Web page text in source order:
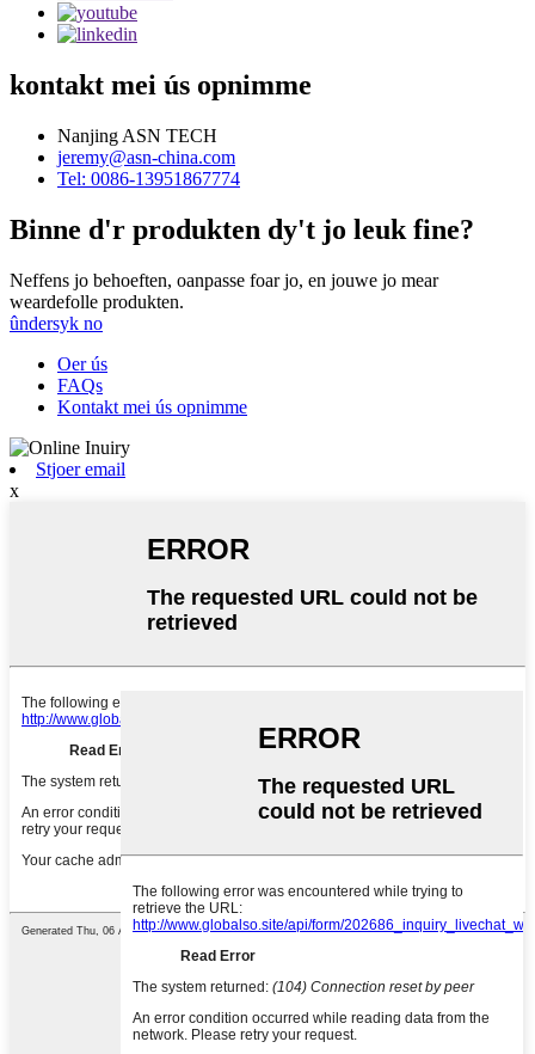
kontakt mei ús opnimme
Nanjing ASN TECH
jeremy@asn-china.com
Tel: 0086-13951867774
Binne d'r produkten dy't jo leuk fine?
Neffens jo behoeften, oanpasse foar jo, en jouwe jo mear
weardefolle produkten.
ûndersyk no
Oer ús
FAQs
Kontakt mei ús opnimme
Stjoer email
x